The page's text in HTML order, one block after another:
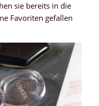
sie bereits in die
Favoriten gefallen